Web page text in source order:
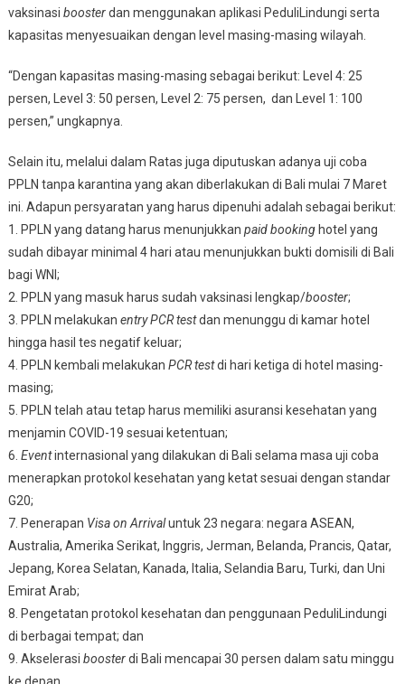
vaksinasi boosterdan menggunakan aplikasi PeduliLindungi serta
kapasitas menyesuaikan dengan level masing-masing wilayah.
“Dengan kapasitas masing-masing sebagai berikut: Level 4: 25
persen, Level 3: 50 persen, Level 2: 75 persen, dan Level 1: 100
persen,” ungkapnya.
Selain itu, melalui dalam Ratas juga diputuskan adanya uji coba
PPLN tanpa karantina yang akan diberlakukan di Bali mulai 7 Maret
ini. Adapun persyaratan yang harus dipenuhi adalah sebagai berikut:
1. PPLN yang datang harus menunjukkan paid bookinghotel yang
sudah dibayar minimal 4 hari atau menunjukkan bukti domisili di Bali
bagi WNI;
2. PPLN yang masuk harus sudah vaksinasi lengkap/booster;
3. PPLN melakukan entry PCR testdan menunggu di kamar hotel
hingga hasil tes negatif keluar;
4. PPLN kembali melakukan PCR testdi hari ketiga di hotel masing-
masing;
5. PPLN telah atau tetap harus memiliki asuransi kesehatan yang
menjamin COVID-19 sesuai ketentuan;
6. Eventinternasional yang dilakukan di Bali selama masa uji coba
menerapkan protokol kesehatan yang ketat sesuai dengan standar
G20;
7. Penerapan Visa on Arrivaluntuk 23 negara: negara ASEAN,
Australia, Amerika Serikat, Inggris, Jerman, Belanda, Prancis, Qatar,
Jepang, Korea Selatan, Kanada, Italia, Selandia Baru, Turki, dan Uni
Emirat Arab;
8. Pengetatan protokol kesehatan dan penggunaan PeduliLindungi
di berbagai tempat; dan
9. Akselerasi boosterdi Bali mencapai 30 persen dalam satu minggu